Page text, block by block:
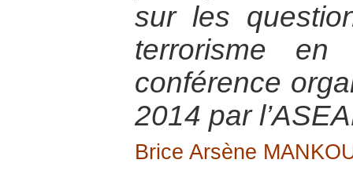
sur les
terrorisme en
conférence
2014 par
Brice Arsène